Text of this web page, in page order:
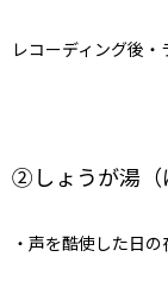
レコーディング後・
②しょうが湯（
・声を酷使した日